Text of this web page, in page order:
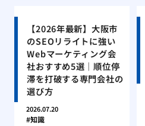
【2026年最新】大阪市
のSEOリライトに強い
Webマーケティング会
社おすすめ5選｜順位停
滞を打破する専門会社の
選び方
2026.07.20
知識